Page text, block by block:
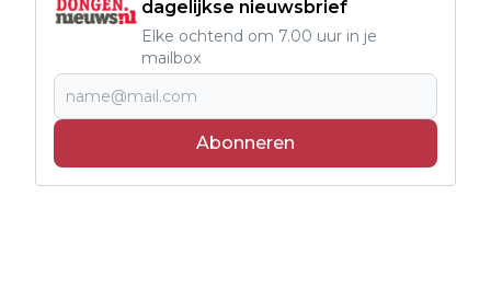
dagelijkse nieuwsbrief
Elke ochtend om 7.00 uur in je
mailbox
Abonneren